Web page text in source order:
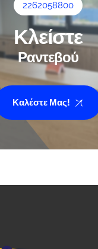
2262058800
Κλείστε
Ραντεβού
Καλέστε Μας!